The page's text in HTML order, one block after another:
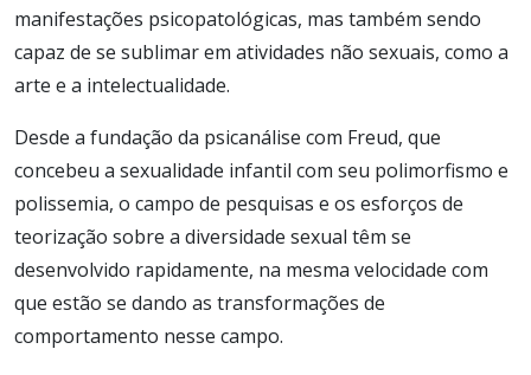
manifestações psicopatológicas, mas também sendo
capaz de se sublimar em atividades não sexuais, como a
arte e a intelectualidade.
Desde a fundação da psicanálise com Freud, que
concebeu a sexualidade infantil com seu polimorfismo e
polissemia, o campo de pesquisas e os esforços de
teorização sobre a diversidade sexual têm se
desenvolvido rapidamente, na mesma velocidade com
que estão se dando as transformações de
comportamento nesse campo.